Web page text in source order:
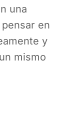
una
en
y
mismo